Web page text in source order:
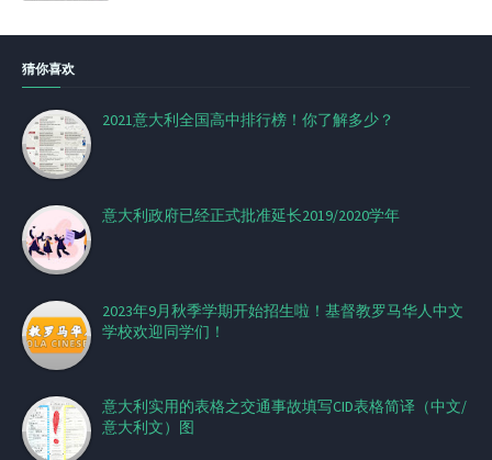
猜你喜欢
2021意大利全国高中排行榜！你了解多少？
意大利政府已经正式批准延长2019/2020学年
2023年9月秋季学期开始招生啦！基督教罗马华人中文
学校欢迎同学们！
意大利实用的表格之交通事故填写CID表格简译（中文/
意大利文）图